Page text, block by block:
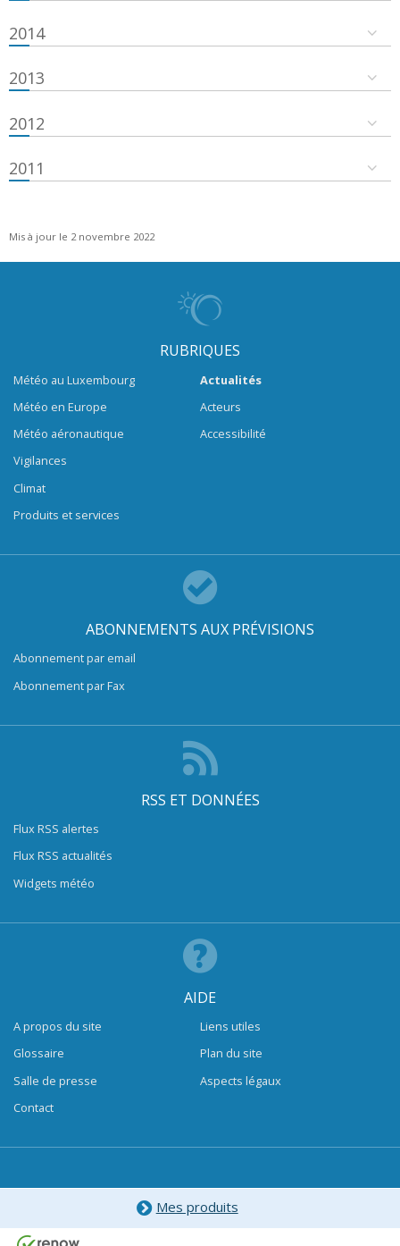
2014
2013
2012
2011
Mis à jour le 2 novembre 2022
RUBRIQUES
Météo au Luxembourg
Météo en Europe
Météo aéronautique
Vigilances
Climat
Produits et services
Actualités
Acteurs
Accessibilité
ABONNEMENTS AUX PRÉVISIONS
Abonnement par email
Abonnement par Fax
RSS ET DONNÉES
Flux RSS alertes
Flux RSS actualités
Widgets météo
AIDE
A propos du site
Glossaire
Salle de presse
Contact
Liens utiles
Plan du site
Aspects légaux
Mes produits